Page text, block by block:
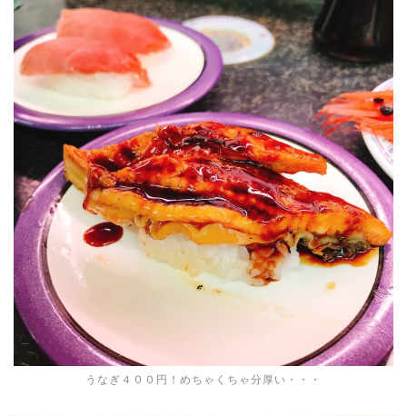
うなぎ４００円！めちゃくちゃ分厚い・・・